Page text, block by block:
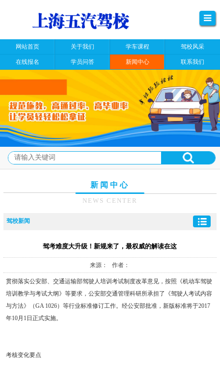
网站首页 关于我们 学车课程 驾校风采
在线报名 学员问答 新闻中心 联系我们
新闻中心
NEWS CENTER
驾校新闻
驾考难度大升级！新规来了，最权威的解读在这
来源： 作者：
贯彻落实公安部、交通运输部驾驶人培训考试制度改革意见，按照《机动车驾驶
培训教学与考试大纲》等要求，公安部交通管理科研所承担了《驾驶人考试内容
与方法》（GA 1026）等行业标准修订工作。经公安部批准，新版标准将于2017
年10月1日正式实施。
考核变化要点